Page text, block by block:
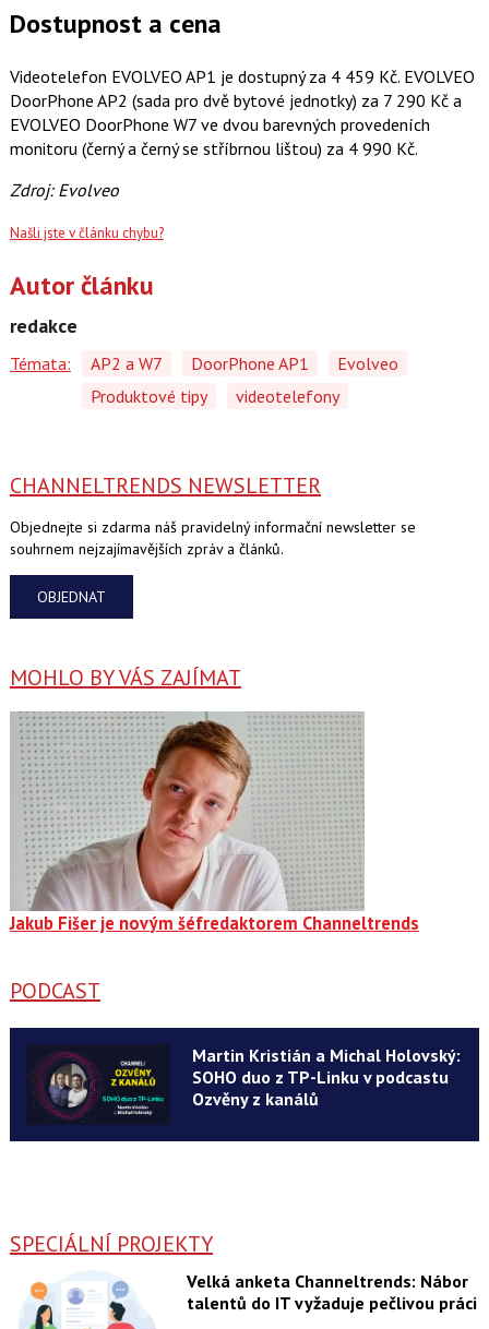
Dostupnost a cena
Videotelefon EVOLVEO AP1 je dostupný za 4 459 Kč. EVOLVEO
DoorPhone AP2 (sada pro dvě bytové jednotky) za 7 290 Kč a
EVOLVEO DoorPhone W7 ve dvou barevných provedeních
monitoru (černý a černý se stříbrnou lištou) za 4 990 Kč.
Zdroj: Evolveo
Našli jste v článku chybu?
Autor článku
redakce
Témata: AP2 a W7 DoorPhone AP1
Evolveo
Produktové tipy
videotelefony
CHANNELTRENDS NEWSLETTER
Objednejte si zdarma náš pravidelný informační newsletter se
souhrnem nejzajímavějších zpráv a článků.
OBJEDNAT
MOHLO BY VÁS ZAJÍMAT
Jakub Fišer je novým šéfredaktorem Channeltrends
PODCAST
Martin Kristián a Michal Holovský:
SOHO duo z TP-Linku v podcastu
Ozvěny z kanálů
SPECIÁLNÍ PROJEKTY
Velká anketa Channeltrends: Nábor
talentů do IT vyžaduje pečlivou práci